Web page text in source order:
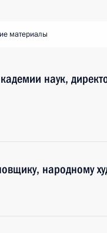
материалы
наук,
народному